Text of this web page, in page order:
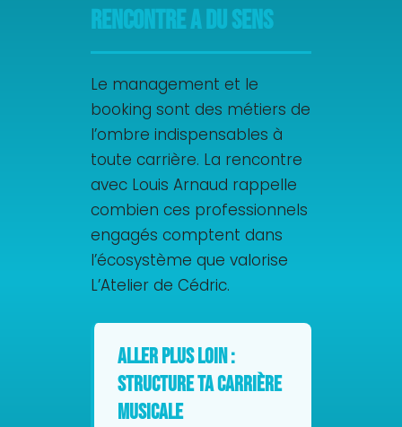
rencontre a du sens
Le management et le
booking sont des métiers de
l’ombre indispensables à
toute carrière. La rencontre
avec Louis Arnaud rappelle
combien ces professionnels
engagés comptent dans
l’écosystème que valorise
L’Atelier de Cédric.
Aller plus loin :
structure ta carrière
musicale